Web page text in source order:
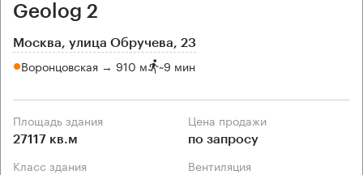
Geolog 2
Москва, улица Обручева, 23
Воронцовская → 910 м ~9 мин
Площадь здания
27117 кв.м
Цена продажи
по запросу
Класс здания Вентиляция